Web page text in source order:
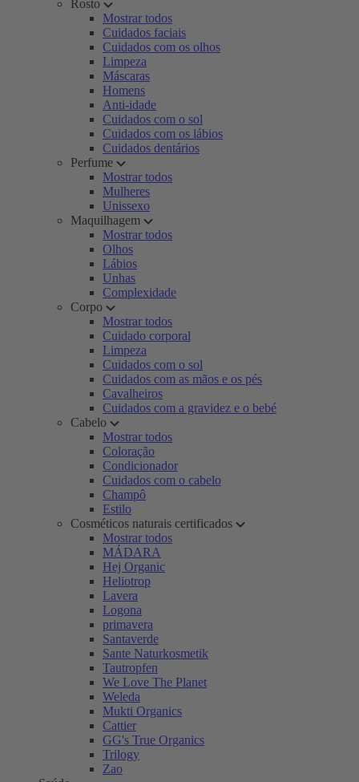
Rosto
Mostrar todos
Cuidados faciais
Cuidados com os olhos
Limpeza
Máscaras
Homens
Anti-idade
Cuidados com o sol
Cuidados com os lábios
Cuidados dentários
Perfume
Mostrar todos
Mulheres
Unissexo
Maquilhagem
Mostrar todos
Olhos
Lábios
Unhas
Complexidade
Corpo
Mostrar todos
Cuidado corporal
Limpeza
Cuidados com o sol
Cuidados com as mãos e os pés
Cavalheiros
Cuidados com a gravidez e o bebé
Cabelo
Mostrar todos
Coloração
Condicionador
Cuidados com o cabelo
Champô
Estilo
Cosméticos naturais certificados
Mostrar todos
MÁDARA
Hej Organic
Heliotrop
Lavera
Logona
primavera
Santaverde
Sante Naturkosmetik
Tautropfen
We Love The Planet
Weleda
Mukti Organics
Cattier
GG's True Organics
Trilogy
Zao